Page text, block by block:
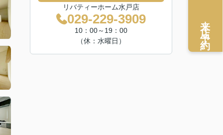
リバティーホーム水戸店
029-229-3909
10：00～19：00
（休：水曜日）
来店予約